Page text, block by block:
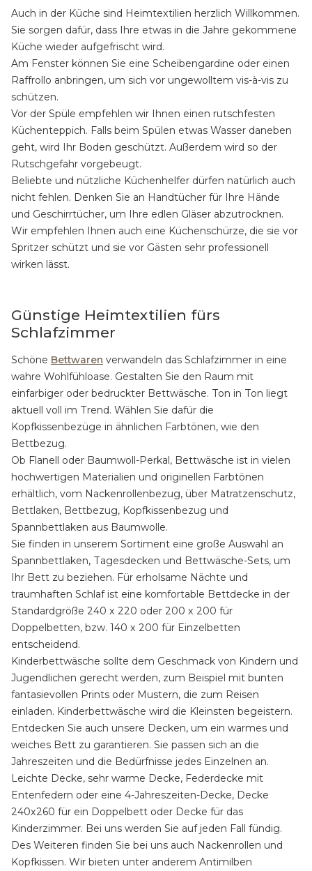
Auch in der Küche sind Heimtextilien herzlich Willkommen.
Sie sorgen dafür, dass Ihre etwas in die Jahre gekommene
Küche wieder aufgefrischt wird.
Am Fenster können Sie eine Scheibengardine oder einen
Raffrollo anbringen, um sich vor ungewolltem vis-à-vis zu
schützen.
Vor der Spüle empfehlen wir Ihnen einen rutschfesten
Küchenteppich. Falls beim Spülen etwas Wasser daneben
geht, wird Ihr Boden geschützt. Außerdem wird so der
Rutschgefahr vorgebeugt.
Beliebte und nützliche Küchenhelfer dürfen natürlich auch
nicht fehlen. Denken Sie an Handtücher für Ihre Hände
und Geschirrtücher, um Ihre edlen Gläser abzutrocknen.
Wir empfehlen Ihnen auch eine Küchenschürze, die sie vor
Spritzer schützt und sie vor Gästen sehr professionell
wirken lässt.
Günstige Heimtextilien fürs
Schlafzimmer
Schöne Bettwaren verwandeln das Schlafzimmer in eine
wahre Wohlfühloase. Gestalten Sie den Raum mit
einfarbiger oder bedruckter Bettwäsche. Ton in Ton liegt
aktuell voll im Trend. Wählen Sie dafür die
Kopfkissenbezüge in ähnlichen Farbtönen, wie den
Bettbezug.
Ob Flanell oder Baumwoll-Perkal, Bettwäsche ist in vielen
hochwertigen Materialien und originellen Farbtönen
erhältlich, vom Nackenrollenbezug, über Matratzenschutz,
Bettlaken, Bettbezug, Kopfkissenbezug und
Spannbettlaken aus Baumwolle.
Sie finden in unserem Sortiment eine große Auswahl an
Spannbettlaken, Tagesdecken und Bettwäsche-Sets, um
Ihr Bett zu beziehen. Für erholsame Nächte und
traumhaften Schlaf ist eine komfortable Bettdecke in der
Standardgröße 240 x 220 oder 200 x 200 für
Doppelbetten, bzw. 140 x 200 für Einzelbetten
entscheidend.
Kinderbettwäsche sollte dem Geschmack von Kindern und
Jugendlichen gerecht werden, zum Beispiel mit bunten
fantasievollen Prints oder Mustern, die zum Reisen
einladen. Kinderbettwäsche wird die Kleinsten begeistern.
Entdecken Sie auch unsere Decken, um ein warmes und
weiches Bett zu garantieren. Sie passen sich an die
Jahreszeiten und die Bedürfnisse jedes Einzelnen an.
Leichte Decke, sehr warme Decke, Federdecke mit
Entenfedern oder eine 4-Jahreszeiten-Decke, Decke
240x260 für ein Doppelbett oder Decke für das
Kinderzimmer. Bei uns werden Sie auf jeden Fall fündig.
Des Weiteren finden Sie bei uns auch Nackenrollen und
Kopfkissen. Wir bieten unter anderem Antimilben